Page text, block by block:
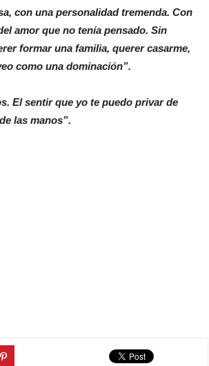
con una personalidad tremenda. Con
amor que no tenía pensado. Sin
formar una familia, querer casarme,
como una dominación”.
El sentir que yo te puedo privar de
las manos”.